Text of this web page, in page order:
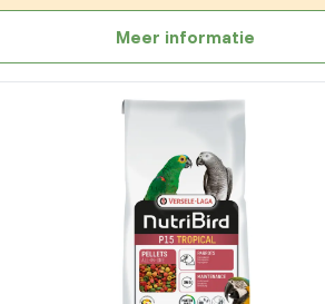
Meer informatie